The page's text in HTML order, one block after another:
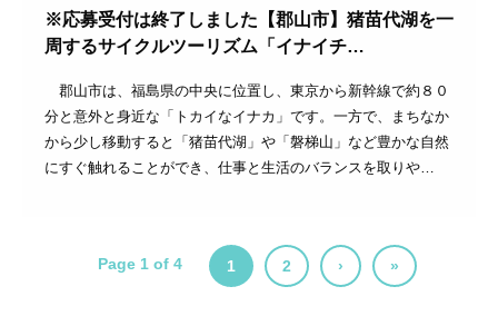
※応募受付は終了しました【郡山市】猪苗代湖を一
周するサイクルツーリズム「イナイチ…
郡山市は、福島県の中央に位置し、東京から新幹線で約８０
分と意外と身近な「トカイなイナカ」です。一方で、まちなか
から少し移動すると「猪苗代湖」や「磐梯山」など豊かな自然
にすぐ触れることができ、仕事と生活のバランスを取りや…
Page 1 of 4 1 2 › »